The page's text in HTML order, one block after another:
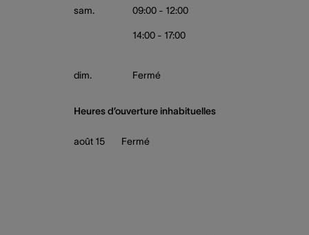
sam. 09:00 - 12:00
14:00 - 17:00
dim. Fermé
Heures d’ouverture inhabituelles
août 15 Fermé